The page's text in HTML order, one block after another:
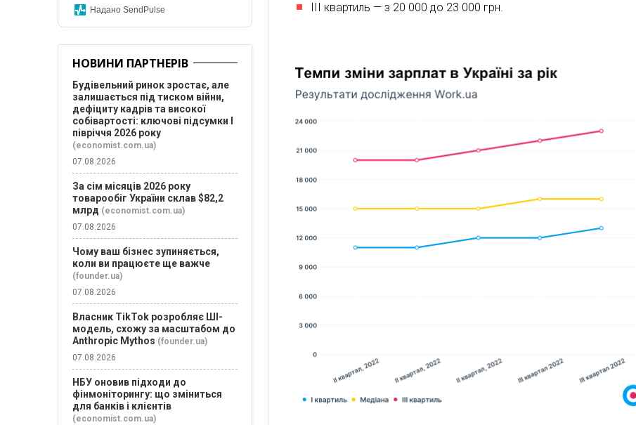
ІІІ квартиль — з 20 000 до 23 000 грн.
Надано SendPulse
НОВИНИ ПАРТНЕРІВ
Будівельний ринок зростає, але
залишається під тиском війни,
дефіциту кадрів та високої
собівартості: ключові підсумки І
півріччя 2026 року
(economist.com.ua)
07.08.2026
За сім місяців 2026 року
товарообіг України склав $82,2
млрд (economist.com.ua)
07.08.2026
Чому ваш бізнес зупиняється,
коли ви працюєте ще важче
(founder.ua)
07.08.2026
Власник TikTok розробляє ШІ-
модель, схожу за масштабом до
Anthropic Mythos (founder.ua)
07.08.2026
НБУ оновив підходи до
фінмоніторингу: що зміниться
для банків і клієнтів
(economist.com.ua)